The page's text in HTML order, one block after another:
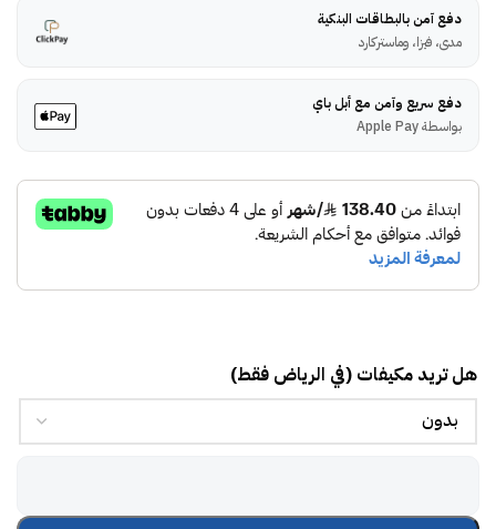
دفع آمن بالبطاقات البنكية
مدى، فيزا، وماستركارد
دفع سريع وآمن مع أبل باي
بواسطة Apple Pay
هل تريد مكيفات (في الرياض فقط)